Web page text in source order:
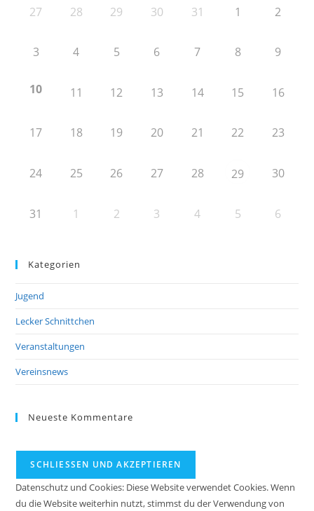
27 28 29 30 31 1 2
3 4 5 6 7 8 9
10 11 12 13 14 15 16
17 18 19 20 21 22 23
24 25 26 27 28 29 30
31 1 2 3 4 5 6
Kategorien
Jugend
Lecker Schnittchen
Veranstaltungen
Vereinsnews
Neueste Kommentare
Datenschutz und Cookies: Diese Website verwendet Cookies. Wenn
du die Website weiterhin nutzt, stimmst du der Verwendung von